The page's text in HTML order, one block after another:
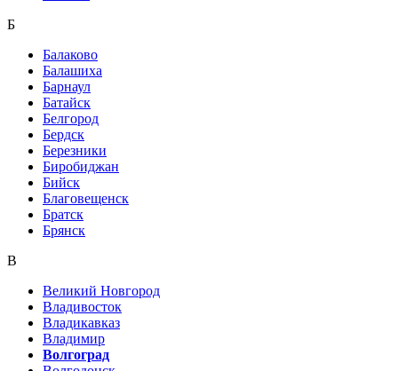
Б
Балаково
Балашиха
Барнаул
Батайск
Белгород
Бердск
Березники
Биробиджан
Бийск
Благовещенск
Братск
Брянск
В
Великий Новгород
Владивосток
Владикавказ
Владимир
Волгоград